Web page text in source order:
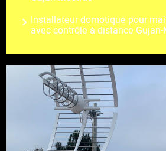
Installateur domotique pour
avec contrôle à distance